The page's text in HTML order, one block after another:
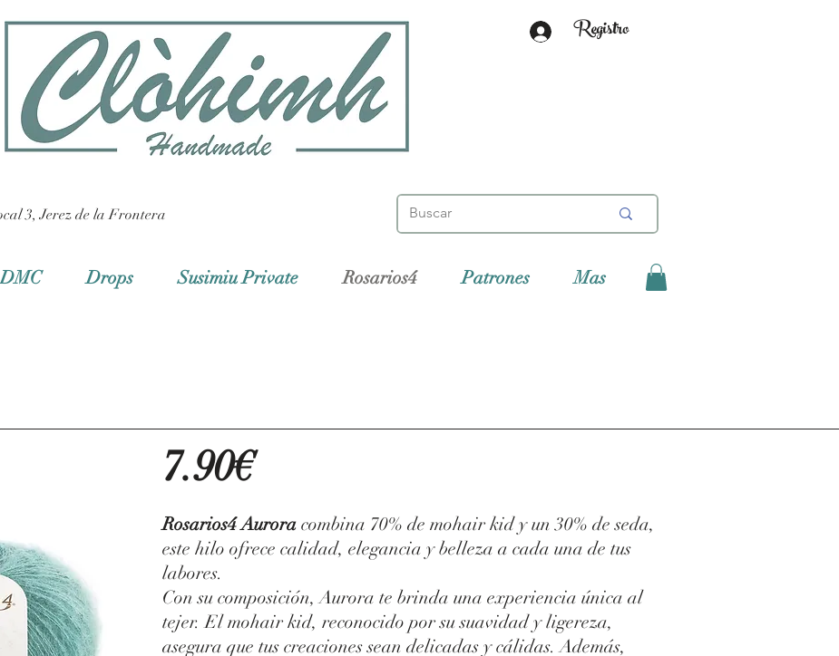
Registro
3, Jerez de la Frontera
DMC Drops Susimiu Private Rosarios4 Patrones Mas
7.90€
Rosarios4 Aurora combina 70% de mohair kid y un 30% de seda,
este hilo ofrece calidad, elegancia y belleza a cada una de tus
labores.
Con su composición, Aurora te brinda una experiencia única al
tejer. El mohair kid, reconocido por su suavidad y ligereza,
asegura que tus creaciones sean delicadas y cálidas. Además,